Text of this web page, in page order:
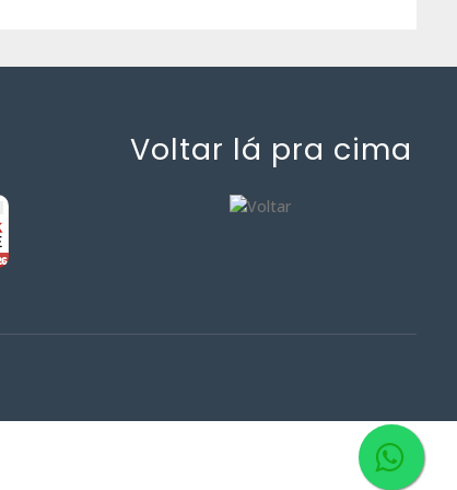
Voltar lá pra cima